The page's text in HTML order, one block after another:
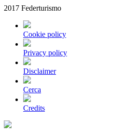
2017 Federturismo
Cookie policy
Privacy policy
Disclaimer
Cerca
Credits